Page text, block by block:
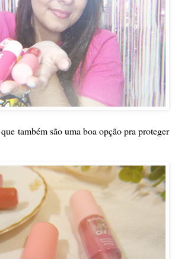
também são uma boa opção pra proteger